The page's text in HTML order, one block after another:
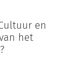
en
het